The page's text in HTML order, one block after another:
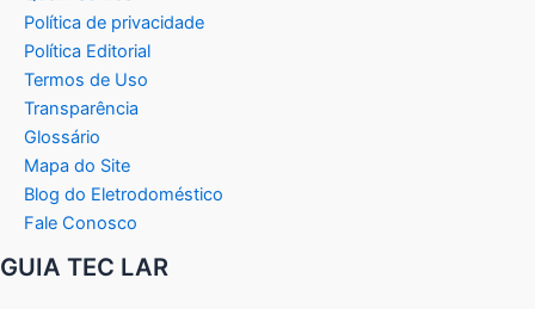
Política de privacidade
Política Editorial
Termos de Uso
Transparência
Glossário
Mapa do Site
Blog do Eletrodoméstico
Fale Conosco
GUIA TEC LAR